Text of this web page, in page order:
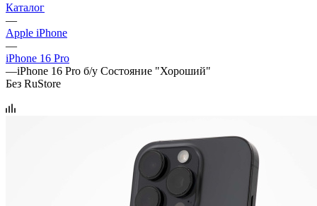
Каталог
—
Apple iPhone
—
iPhone 16 Pro
—iPhone 16 Pro б/у Состояние "Хороший"
Без RuStore